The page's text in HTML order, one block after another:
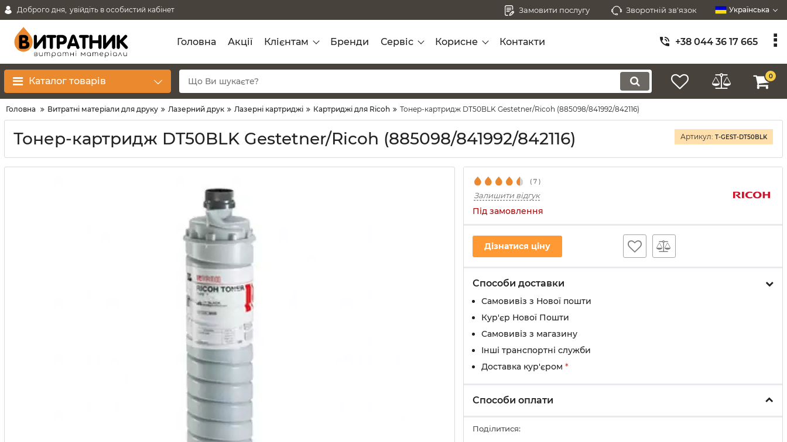
Доброго дня, увійдіть в особистий кабінет Замовити послугу Зворотній зв'язок Українська
Головна Акції Клієнтам Бренди Сервіс Корисне Контакти +38 044 36 17 665
Каталог товарів 0
Головна Витратні матеріали для друку Лазерний друк Лазерні картриджі Картриджі для Ricoh Тонер-картридж DT50BLK Gestetner/Ricoh (885098/841992/842116)
Тонер-картридж DT50BLK Gestetner/Ricoh (885098/841992/842116) Артикул: T-GEST-DT50BLK
( 7 )
Залишити відгук
Під замовлення
Дізнатися ціну
Способи доставки
Самовивіз з Нової пошти
Кур'єр Нової Пошти
Самовивіз з магазину
Інші транспортні служби
Доставка кур'єром *
Способи оплати
Поділитися: